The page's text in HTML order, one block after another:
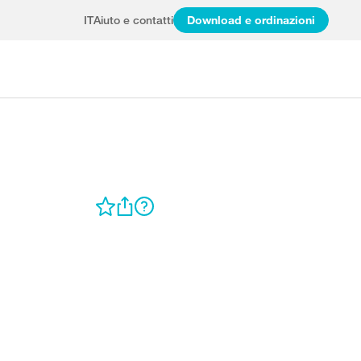
ITAiuto e contatti Download e ordinazioni